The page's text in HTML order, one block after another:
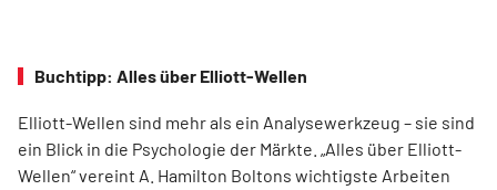
Buchtipp: Alles über Elliott-Wellen
Elliott-Wellen sind mehr als ein Analysewerkzeug – sie sind
ein Blick in die Psychologie der Märkte. „Alles über Elliott-
Wellen“ vereint A. Hamilton Boltons wichtigste Arbeiten